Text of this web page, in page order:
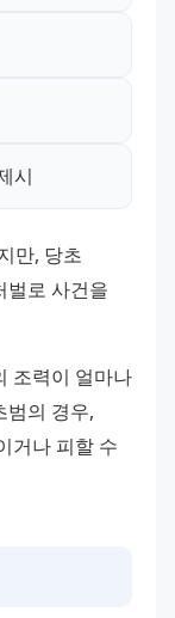
시
만, 당초
벌로 사건을
조력이 얼마나
범의 경우,
거나 피할 수